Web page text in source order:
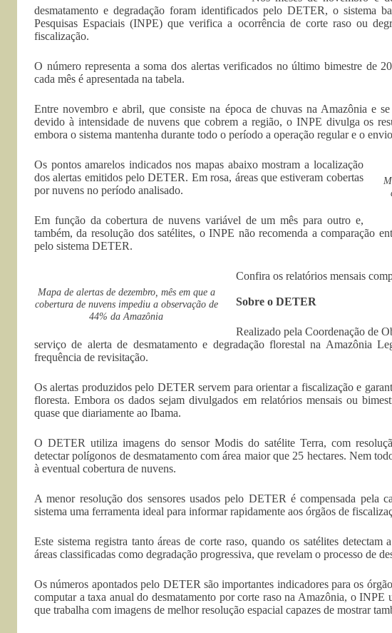
desmatamento e degradação foram identificados pelo DETER, o sistema
Pesquisas Espaciais (INPE) que verifica a ocorrência de corte raso ou
fiscalização.
O número representa a soma dos alertas verificados no último bimestre de
cada mês é apresentada na tabela.
Entre novembro e abril, que consiste na época de chuvas na Amazônia e
devido à intensidade de nuvens que cobrem a região, o INPE divulga os
embora o sistema mantenha durante todo o período a operação regular e o
Os pontos amarelos indicados nos mapas abaixo mostram a localização
dos alertas emitidos pelo DETER. Em rosa, áreas que estiveram cobertas
por nuvens no período analisado.
Em função da cobertura de nuvens variável de um mês para outro e,
também, da resolução dos satélites, o INPE não recomenda a comparação
pelo sistema DETER.
Mapa de alertas de dezembro, mês em que a
cobertura de nuvens impediu a observação de
44% da Amazônia
Confira os relatórios mensais
Sobre o DETER
Realizado pela Coordenação de
serviço de alerta de desmatamento e degradação florestal na Amazônia
frequência de revisitação.
Os alertas produzidos pelo DETER servem para orientar a fiscalização e
floresta. Embora os dados sejam divulgados em relatórios mensais ou
quase que diariamente ao Ibama.
O DETER utiliza imagens do sensor Modis do satélite Terra, com
detectar polígonos de desmatamento com área maior que 25 hectares. Nem
à eventual cobertura de nuvens.
A menor resolução dos sensores usados pelo DETER é compensada pela
sistema uma ferramenta ideal para informar rapidamente aos órgãos de
Este sistema registra tanto áreas de corte raso, quando os satélites
áreas classificadas como degradação progressiva, que revelam o processo de
Os números apontados pelo DETER são importantes indicadores para os
computar a taxa anual do desmatamento por corte raso na Amazônia, o
que trabalha com imagens de melhor resolução espacial capazes de mostrar